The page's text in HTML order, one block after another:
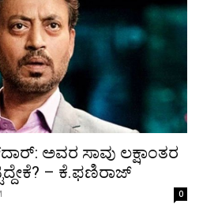
ಅವರ ಸಾವು ಲಕ್ಷಾಂತರ
– ಕೆ.ಫಣಿರಾಜ್
0